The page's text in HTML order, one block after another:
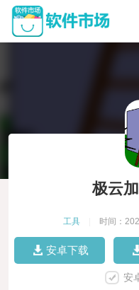
极云
工具 时间：
安卓下载
安